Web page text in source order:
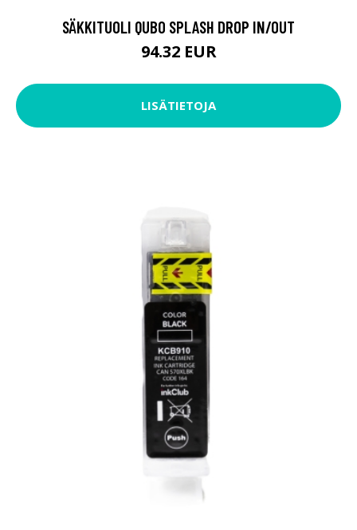
SÄKKITUOLI QUBO SPLASH DROP IN/OUT
94.32 EUR
LISÄTIETOJA